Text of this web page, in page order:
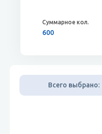
600
Всего выбрано: